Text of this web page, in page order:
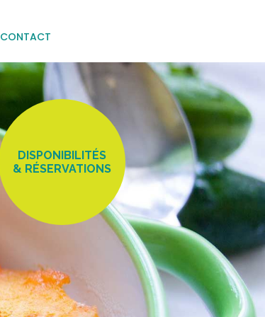
CONTACT
DISPONIBILITÉS
& RÉSERVATIONS